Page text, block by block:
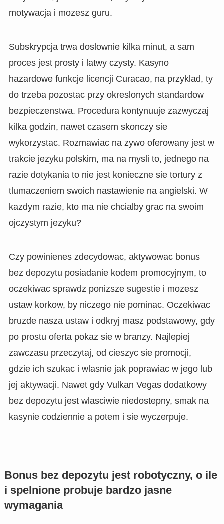
motywacja i mozesz guru.
Subskrypcja trwa doslownie kilka minut, a sam
proces jest prosty i latwy czysty. Kasyno
hazardowe funkcje licencji Curacao, na przyklad, ty
do trzeba pozostac przy okreslonych standardow
bezpieczenstwa. Procedura kontynuuje zazwyczaj
kilka godzin, nawet czasem skonczy sie
wykorzystac. Rozmawiac na zywo oferowany jest w
trakcie jezyku polskim, ma na mysli to, jednego na
razie dotykania to nie jest konieczne sie tortury z
tlumaczeniem swoich nastawienie na angielski. W
kazdym razie, kto ma nie chcialby grac na swoim
ojczystym jezyku?
Czy powinienes zdecydowac, aktywowac bonus
bez depozytu posiadanie kodem promocyjnym, to
oczekiwac sprawdz ponizsze sugestie i mozesz
ustaw korkow, by niczego nie pominac. Oczekiwac
bruzde nasza ustaw i odkryj masz podstawowy, gdy
po prostu oferta pokaz sie w branzy. Najlepiej
zawczasu przeczytaj, od cieszyc sie promocji,
gdzie ich szukac i wlasnie jak poprawiac w jego lub
jej aktywacji. Nawet gdy Vulkan Vegas dodatkowy
bez depozytu jest wlasciwie niedostepny, smak na
kasynie codziennie a potem i sie wyczerpuje.
Bonus bez depozytu jest robotyczny, o ile
i spelnione probuje bardzo jasne
wymagania